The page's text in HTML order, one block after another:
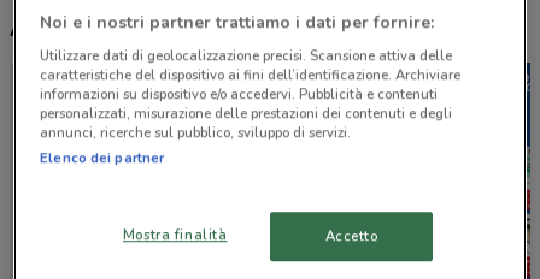
Altri volantini nelle vicinanze
Noi e i nostri partner trattiamo i dati per fornire:
Utilizzare dati di geolocalizzazione precisi. Scansione attiva delle
caratteristiche del dispositivo ai fini dell’identificazione. Archiviare
informazioni su dispositivo e/o accedervi. Pubblicità e contenuti
personalizzati, misurazione delle prestazioni dei contenuti e degli
annunci, ricerche sul pubblico, sviluppo di servizi.
Elenco dei partner
Mostra finalità Accetto